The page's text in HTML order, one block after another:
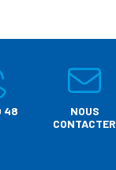
48
NOUS
CONTACTER